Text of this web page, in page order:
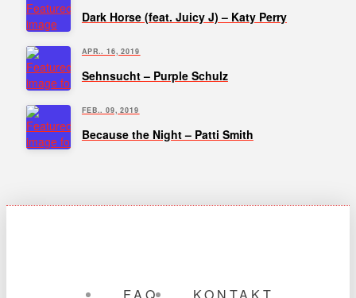
Dark Horse (feat. Juicy J) – Katy Perry
APR.. 16, 2019
Sehnsucht – Purple Schulz
FEB.. 09, 2019
Because the Night – Patti Smith